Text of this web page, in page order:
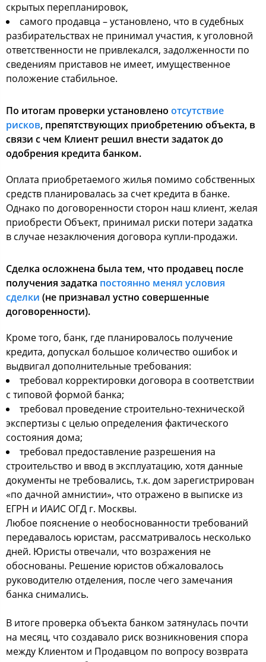
скрытых перепланировок,
самого продавца – установлено, что в судебных
разбирательствах не принимал участия, к уголовной
ответственности не привлекался, задолженности по
сведениям приставов не имеет, имущественное
положение стабильное.
По итогам проверки установлено отсутствие
рисков, препятствующих приобретению объекта, в
связи с чем Клиент решил внести задаток до
одобрения кредита банком.
Оплата приобретаемого жилья помимо собственных
средств планировалась за счет кредита в банке.
Однако по договоренности сторон наш клиент, желая
приобрести Объект, принимал риски потери задатка
в случае незаключения договора купли-продажи.
Сделка осложнена была тем, что продавец после
получения задатка постоянно менял условия
сделки (не признавал устно совершенные
договоренности).
Кроме того, банк, где планировалось получение
кредита, допускал большое количество ошибок и
выдвигал дополнительные требования:
требовал корректировки договора в соответствии
с типовой формой банка;
требовал проведение строительно-технической
экспертизы с целью определения фактического
состояния дома;
требовал предоставление разрешения на
строительство и ввод в эксплуатацию, хотя данные
документы не требовались, т.к. дом зарегистрирован
«по дачной амнистии», что отражено в выписке из
ЕГРН и ИАИС ОГД г. Москвы.
Любое пояснение о необоснованности требований
передавалось юристам, рассматривалось несколько
дней. Юристы отвечали, что возражения не
обоснованы. Решение юристов обжаловалось
руководителю отделения, после чего замечания
банка снимались.
В итоге проверка объекта банком затянулась почти
на месяц, что создавало риск возникновения спора
между Клиентом и Продавцом по вопросу возврата